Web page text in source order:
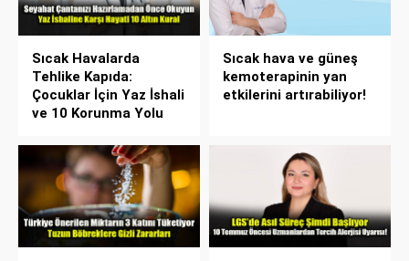
Sıcak Havalarda
Tehlike Kapıda:
Çocuklar İçin Yaz İshali
ve 10 Korunma Yolu
Sıcak hava ve güneş
kemoterapinin yan
etkilerini artırabiliyor!